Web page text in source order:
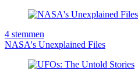
4 stemmen
NASA's Unexplained Files